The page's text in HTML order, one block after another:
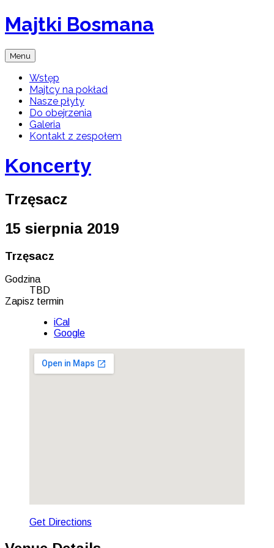
Skip
to
Majtki Bosmana
Zespół
Muzyki
Żeglarskiej
Menu
Wstęp
Majtcy na pokład
Nasze płyty
Do obejrzenia
Galeria
Kontakt z zespołem
Koncerty
Trzęsacz
15 sierpnia 2019
Trzęsacz
Gig
Details
Godzina
TBD
Zapisz termin
iCal
Google
Get Directions